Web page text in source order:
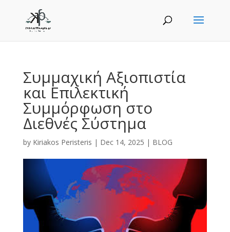
Συμμαχική Αξιοπιστία
και Επιλεκτική
Συμμόρφωση στο
Διεθνές Σύστημα
by Kiriakos Peristeris | Dec 14, 2025 | BLOG